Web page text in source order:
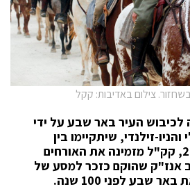
צילום באדיבות: קקל
100 שנה לכיבוש העיר באר שבע על ידי
זילנדי, שיתקיימו בין
התאריכים 27-31.10.17, קק"ל מזמינה את האורחים
אנז"ק שהוקם כזכר למסע של
שבע לפני 100 שנה.